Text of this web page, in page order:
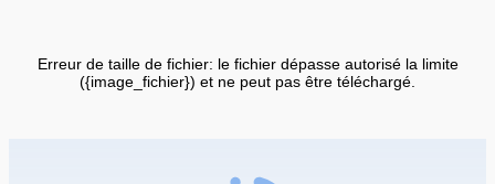
Erreur de taille de fichier: le fichier dépasse autorisé la limite
({image_fichier}) et ne peut pas être téléchargé.